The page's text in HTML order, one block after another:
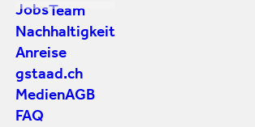
Jobs Team
Nachhaltigkeit
Anreise
gstaad.ch
MedienAGB
FAQ